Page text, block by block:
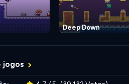
Deep Down
jogos